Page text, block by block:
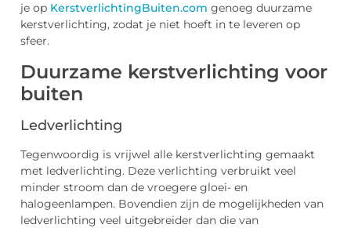
je op KerstverlichtingBuiten.com genoeg duurzame
kerstverlichting, zodat je niet hoeft in te leveren op
sfeer.
Duurzame kerstverlichting voor
buiten
Ledverlichting
Tegenwoordig is vrijwel alle kerstverlichting gemaakt
met ledverlichting. Deze verlichting verbruikt veel
minder stroom dan de vroegere gloei- en
halogeenlampen. Bovendien zijn de mogelijkheden van
ledverlichting veel uitgebreider dan die van